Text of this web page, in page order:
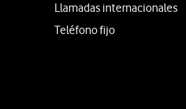
Llamadas internacionales
Teléfono fijo